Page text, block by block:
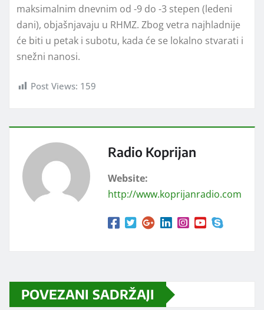
maksimalnim dnevnim od -9 do -3 stepen (ledeni
dani), objašnjavaju u RHMZ. Zbog vetra najhladnije
će biti u petak i subotu, kada će se lokalno stvarati i
snežni nanosi.
Post Views: 159
Radio Koprijan
Website:
http://www.koprijanradio.com
POVEZANI SADRŽAJI